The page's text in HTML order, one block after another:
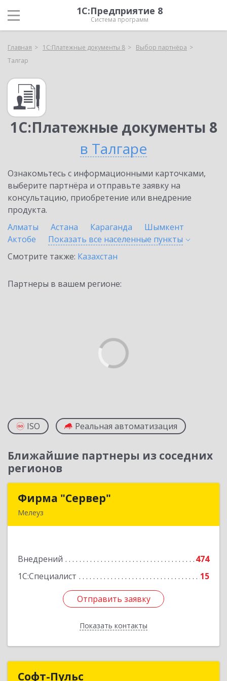
1С:Предприятие 8
Система программ
Главная 1С:Платежные документы 8
Выбор партнёра
Талгар
1С:Платежные документы 8
в Талгаре
Ознакомьтесь с информационными карточками,
выберите партнёра и отправьте заявку на
консультацию, приобретение или внедрение
продукта.
Алматы
Астана Караганда
Шымкент
Актобе
Показать все населенные пункты
Смотрите также: Казахстан
Партнеры в вашем регионе:
ISO Реальная автоматизация
Ближайшие партнеры из соседних
регионов
Фирма "Сервер"
Мелеуз
Внедрений
474
1С:Специалист
15
Отправить заявку
Показать контакты
Подробнее
Отправить заявку
Назад
Софт-Пульс